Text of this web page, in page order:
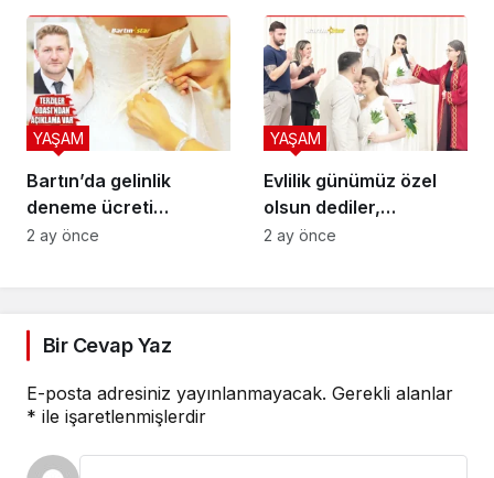
Bartın’da gelinlik
deneme ücreti
Türkiye’ye manşet
YAŞAM
2 ay önce
Evlilik günümüz özel
olsun dediler,
6.6.2026’yı seçtiler
YAŞAM
2 ay önce
Bir Cevap Yaz
E-posta adresiniz yayınlanmayacak. Gerekli alanlar
* ile işaretlenmişlerdir